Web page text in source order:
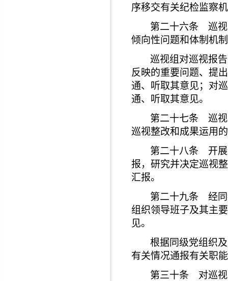
序移交有关纪检监察
第二十六条 巡视
倾向性问题和体制机
巡视组对巡视报
反映的重要问题、提
通、听取其意见；对
通、听取其意见。
第二十七条 巡视
巡视整改和成果运用
第二十八条 开展
报，研究并决定巡视
汇报。
第二十九条 经同
组织领导班子及其主
见。
根据同级党组织
有关情况通报有关职
第三十条 对巡视